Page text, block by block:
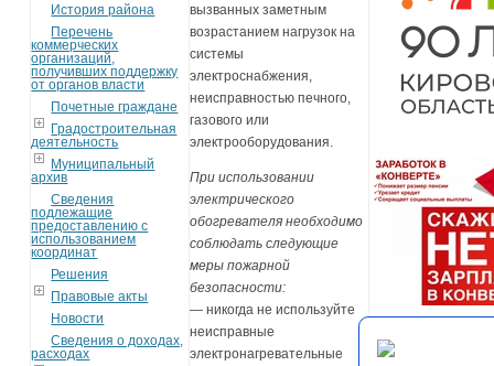
История района
Перечень
коммерческих
организаций,
получивших поддержку
от органов власти
Почетные граждане
Градостроительная
деятельность
Муниципальный
архив
Сведения
подлежащие
предоставлению с
использованием
координат
Решения
Правовые акты
Новости
Сведения о доходах,
расходах
вызванных заметным
возрастанием нагрузок на
системы
электроснабжения,
неисправностью печного,
газового или
электрооборудования.
При использовании
электрического
обогревателя необходимо
соблюдать следующие
меры пожарной
безопасности:
— никогда не используйте
неисправные
электронагревательные